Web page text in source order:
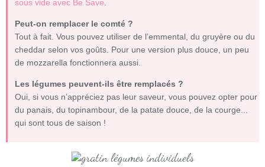
sous vide avec Be Save
Peut-on remplacer le comté ?
Tout à fait. Vous pouvez utiliser de l’emmental, du gruyère ou du
cheddar selon vos goûts. Pour une version plus douce, un peu
de mozzarella fonctionnera aussi.
Les légumes peuvent-ils être remplacés ?
Oui, si vous n’appréciez pas leur saveur, vous pouvez opter pour
du panais, du topinambour, de la patate douce, de la courge...
qui sont tous de saison !